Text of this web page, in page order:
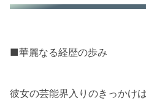
■華麗なる経歴の歩み
彼女の芸能界入りのきっかけ